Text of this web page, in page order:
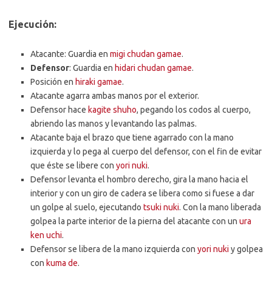
Ejecución:
Atacante: Guardia en migi chudan gamae.
Defensor: Guardia en hidari chudan gamae.
Posición en hiraki gamae.
Atacante agarra ambas manos por el exterior.
Defensor hace kagite shuho, pegando los codos al cuerpo,
abriendo las manos y levantando las palmas.
Atacante baja el brazo que tiene agarrado con la mano
izquierda y lo pega al cuerpo del defensor, con el fin de evitar
que éste se libere con yori nuki.
Defensor levanta el hombro derecho, gira la mano hacia el
interior y con un giro de cadera se libera como si fuese a dar
un golpe al suelo, ejecutando tsuki nuki. Con la mano liberada
golpea la parte interior de la pierna del atacante con un ura
ken uchi.
Defensor se libera de la mano izquierda con yori nuki y golpea
con kuma de.